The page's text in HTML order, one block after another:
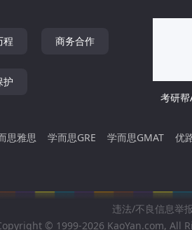
程 商务合作
护
考研帮
思雅思 学而思GRE 学而思GMAT 优
违法/不良信息举
© 1999-2026 KaoYan.com, All